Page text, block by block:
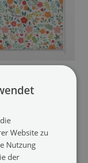
00006572)
von: 50x50 cm
Website zu
Nutzung
der